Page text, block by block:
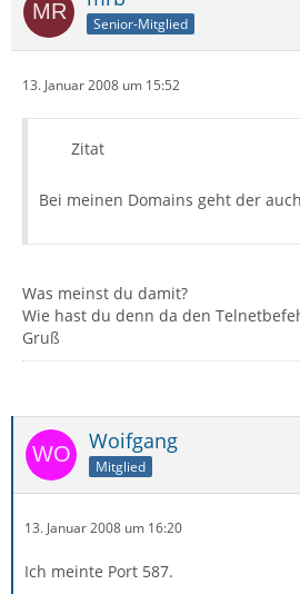
Senior-Mitglied
13. Januar 2008 um 15:52
Zitat
Bei meinen Domains geht der
Was meinst du damit?
Wie hast du denn da den
Gruß
Woifgang
Mitglied
13. Januar 2008 um 16:20
Ich meinte Port 587.